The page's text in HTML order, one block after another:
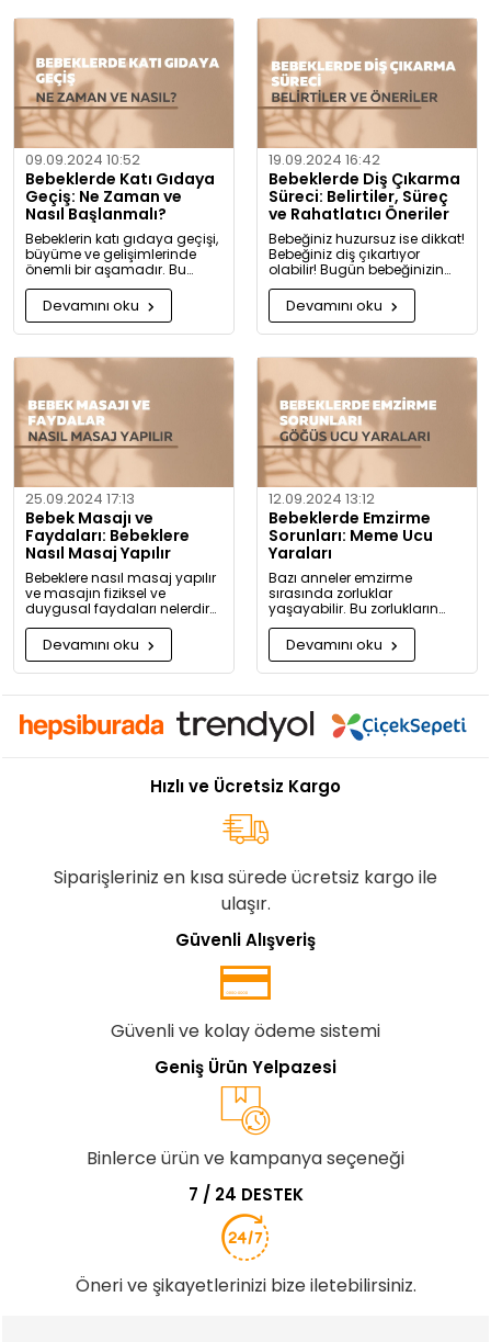
09.09.2024 10:52
Bebeklerde Katı Gıdaya
Geçiş: Ne Zaman ve
Nasıl Başlanmalı?
Bebeklerin katı gıdaya geçişi,
büyüme ve gelişimlerinde
önemli bir aşamadır. Bu
konuda bilmeniz gerekenleri
detaylıca anlattık!
Devamını oku
19.09.2024 16:42
Bebeklerde Diş Çıkarma
Süreci: Belirtiler, Süreç
ve Rahatlatıcı Öneriler
Bebeğiniz huzursuz ise dikkat!
Bebeğiniz diş çıkartıyor
olabilir! Bugün bebeğinizin
diş çıkarma belirtilerini ve sizi
rahatlatacak önerileri
paylaşıyoruz.
Devamını oku
25.09.2024 17:13
Bebek Masajı ve
Faydaları: Bebeklere
Nasıl Masaj Yapılır
Bebeklere nasıl masaj yapılır
ve masajın fiziksel ve
duygusal faydaları nelerdir?
Neden bugüne kadar masaj
yapmadığınıza pişman
olacaksınız!
Devamını oku
12.09.2024 13:12
Bebeklerde Emzirme
Sorunları: Meme Ucu
Yaraları
Bazı anneler emzirme
sırasında zorluklar
yaşayabilir. Bu zorlukların
başında meme ucu yaraları
ve emzirme sırasında
hissedilen acı gelir.
Devamını oku
Hızlı ve Ücretsiz Kargo
Siparişleriniz en kısa sürede ücretsiz kargo ile
ulaşır.
Güvenli Alışveriş
Güvenli ve kolay ödeme sistemi
Geniş Ürün Yelpazesi
Binlerce ürün ve kampanya seçeneği
7 / 24 DESTEK
Öneri ve şikayetlerinizi bize iletebilirsiniz.